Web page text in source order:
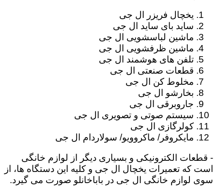
یخچال فریزر ال جی
ساید بای ساید ال جی
ماشین لباسشویی ال جی
ماشین ظرفشویی ال جی
تلفن های هوشمند ال جی
قطعات صنعتی ال جی
مخلوط کن ال جی
بخارشو ال جی
جاروبرقی ال جی
سیستم صوتی و تصویری ال جی
کولرگازی ال جی
مایکروفر/ ماکروویو/ سولاردام ال جی
- قطعات الکترونیکی و بسیاری دیگر از لوازم خانگی
است که تعمیرات یخچال ال جی و کلیه این دستگاه ها، از
سوی لوازم خانگی ال جی در باباخانلو صورت می گیرد.